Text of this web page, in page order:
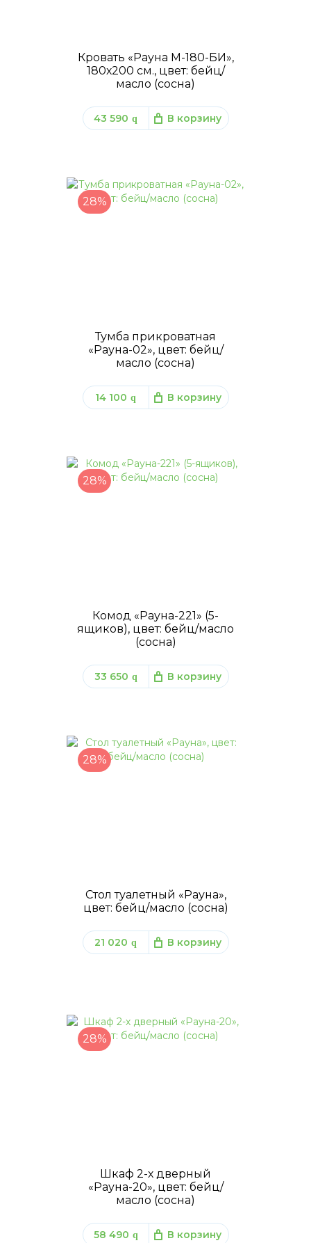
Кровать «Рауна М-180-БИ»,
180х200 см., цвет: бейц/
масло (сосна)
43 590 q В корзину
28%
Тумба прикроватная
«Рауна-02», цвет: бейц/
масло (сосна)
14 100 q В корзину
28%
Комод «Рауна-221» (5-
ящиков), цвет: бейц/масло
(сосна)
33 650 q В корзину
28%
Стол туалетный «Рауна»,
цвет: бейц/масло (сосна)
21 020 q В корзину
28%
Шкаф 2-х дверный
«Рауна-20», цвет: бейц/
масло (сосна)
58 490 q В корзину